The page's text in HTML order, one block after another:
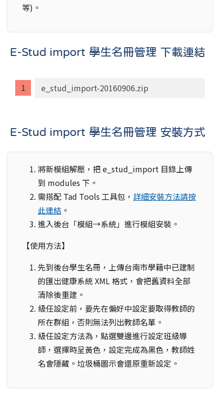
等)。
E-Stud import 學生名冊管理 下載連結
e_stud_import-20160906.zip
E-Stud import 學生名冊管理 安裝方式
將新模組解壓，把 e_stud_import 目錄上傳
到 modules 下。
需搭配 Tad Tools 工具包， 詳細安裝方法請按
此連結 。
進入後台「模組→系統」進行模組安裝。
【使用方法】
先到後台學生名冊，上傳台南市學籍中已建制
的匯出健康系統 XML 格式，會把舊資料全部
清除後重建。
級任設定前，要先在偏好中設定要取得教師的
所在群組，否則無法列出教師名單。
級任設定方法為，點選雙邊進行設定班級導
師，選擇時呈黃色，設定完成為黑色，教師姓
名會隱藏。垃圾桶圖示會還原重新設定。